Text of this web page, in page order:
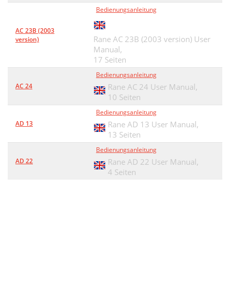
AC 23B (2003
version)
Bedienungsanleitung
Rane AC 23B (2003 version) User
Manual,
17 Seiten
AC 24
Bedienungsanleitung
Rane AC 24 User Manual,
10 Seiten
AD 13
Bedienungsanleitung
Rane AD 13 User Manual,
13 Seiten
AD 22
Bedienungsanleitung
Rane AD 22 User Manual,
4 Seiten